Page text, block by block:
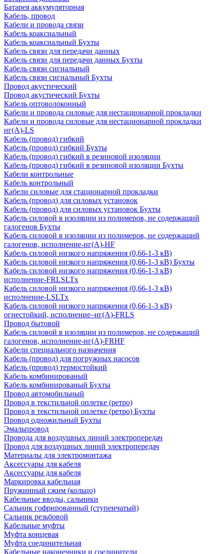
Батарея аккумуляторная
Кабель, провод
Кабели и провода связи
Кабель коаксиальный
Кабель коаксиальный Бухты
Кабель связи для передачи данных
Кабель связи для передачи данных Бухты
Кабель связи сигнальный
Кабель связи сигнальный Бухты
Провод акустический
Провод акустический Бухты
Кабель оптоволоконный
Кабели и провода силовые для нестационарной прокладки
Кабели и провода силовые для нестационарной прокладки
нг(А)-LS
Кабель (провод) гибкий
Кабель (провод) гибкий Бухты
Кабель (провод) гибкий в резиновой изоляции
Кабель (провод) гибкий в резиновой изоляции Бухты
Кабели контрольные
Кабель контрольный
Кабели силовые для стационарной прокладки
Кабель (провод) для силовых установок
Кабель (провод) для силовых установок Бухты
Кабель силовой в изоляции из полимеров, не содержащий
галогенов Бухты
Кабель силовой в изоляции из полимеров, не содержащий
галогенов, исполнение-нг(А)-HF
Кабель силовой низкого напряжения (0,66-1-3 кВ)
Кабель силовой низкого напряжения (0,66-1-3 кВ) Бухты
Кабель силовой низкого напряжения (0,66-1-3 кВ)
исполнение-FRLSLTx
Кабель силовой низкого напряжения (0,66-1-3 кВ)
исполнение-LSLTx
Кабель силовой низкого напряжения (0,66-1-3 кВ)
огнестойкий, исполнение–нг(А)-FRLS
Провод бытовой
Кабель силовой в изоляции из полимеров, не содержащий
галогенов, исполнение-нг(А)-FRHF
Кабели специального назначения
Кабель (провод) для погружных насосов
Кабель (провод) термостойкий
Кабель комбинированый
Кабель комбинированый Бухты
Провод автомобильный
Провод в текстильной оплетке (ретро)
Провод в текстильной оплетке (ретро) Бухты
Провод одножильный Бухты
Эмальпровод
Провода для воздушных линий электропередач
Провод для воздушных линий электропередач
Материалы для электромонтажа
Аксессуары для кабеля
Аксессуары для кабеля
Маркировка кабельная
Пружинный сжим (кольцо)
Кабельные вводы, сальники
Сальник гофрированный (ступенчатый)
Сальник резьбовой
Кабельные муфты
Муфта концевая
Муфта соединительная
Кабельные наконечники и соединители